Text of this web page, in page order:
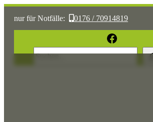
nur für Notfälle: 0176 / 70914819
Sonst: tierhilfe.wolfsburg@t-online.de
Facebook